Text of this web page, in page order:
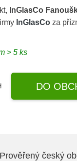
InGlasCo
InGlasCo za
> 5 ks
DO
Prověřený český